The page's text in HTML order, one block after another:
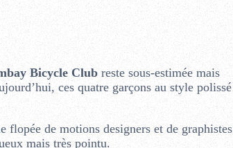
Bicycle Clubreste sous-estimée mais
ces quatre garçons au style polissé
flopée de motions designers et de graphistes
mais très pointu.